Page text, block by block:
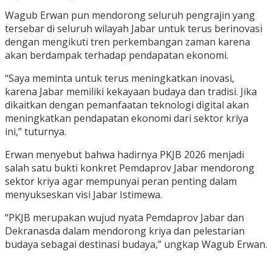
Wagub Erwan pun mendorong seluruh pengrajin yang
tersebar di seluruh wilayah Jabar untuk terus berinovasi
dengan mengikuti tren perkembangan zaman karena
akan berdampak terhadap pendapatan ekonomi.
“Saya meminta untuk terus meningkatkan inovasi,
karena Jabar memiliki kekayaan budaya dan tradisi. Jika
dikaitkan dengan pemanfaatan teknologi digital akan
meningkatkan pendapatan ekonomi dari sektor kriya
ini,” tuturnya.
Erwan menyebut bahwa hadirnya PKJB 2026 menjadi
salah satu bukti konkret Pemdaprov Jabar mendorong
sektor kriya agar mempunyai peran penting dalam
menyukseskan visi Jabar Istimewa.
“PKJB merupakan wujud nyata Pemdaprov Jabar dan
Dekranasda dalam mendorong kriya dan pelestarian
budaya sebagai destinasi budaya,” ungkap Wagub Erwan.